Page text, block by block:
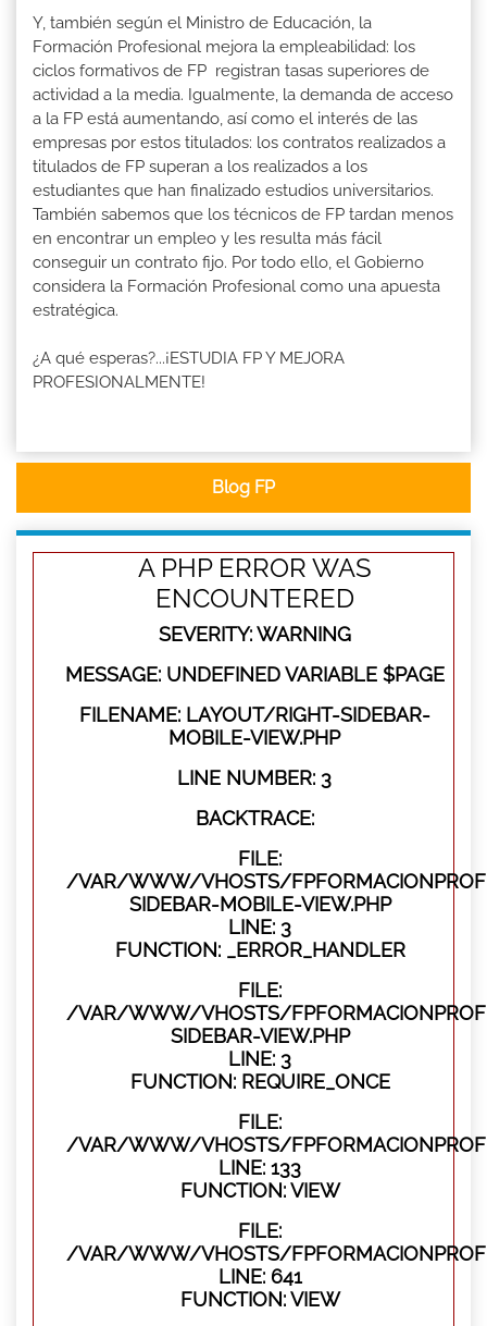
Y, también según el Ministro de Educación, la
Formación Profesional mejora la empleabilidad: los
ciclos formativos de FP registran tasas superiores de
actividad a la media. Igualmente, la demanda de acceso
a la FP está aumentando, así como el interés de las
empresas por estos titulados: los contratos realizados a
titulados de FP superan a los realizados a los
estudiantes que han finalizado estudios universitarios.
También sabemos que los técnicos de FP tardan menos
en encontrar un empleo y les resulta más fácil
conseguir un contrato fijo. Por todo ello, el Gobierno
considera la Formación Profesional como una apuesta
estratégica.
¿A qué esperas?...¡ESTUDIA FP Y MEJORA
PROFESIONALMENTE!
Blog FP
A PHP ERROR WAS
ENCOUNTERED
SEVERITY: WARNING
MESSAGE: UNDEFINED VARIABLE $PAGE
FILENAME: LAYOUT/RIGHT-SIDEBAR-
MOBILE-VIEW.PHP
LINE NUMBER: 3
BACKTRACE:
FILE:
/VAR/WWW/VHOSTS/
SIDEBAR-MOBILE-VIEW.PHP
LINE: 3
FUNCTION: _ERROR_HANDLER
FILE:
/VAR/WWW/VHOSTS/
SIDEBAR-VIEW.PHP
LINE: 3
FUNCTION: REQUIRE_ONCE
FILE:
/VAR/WWW/VHOSTS/
LINE: 133
FUNCTION: VIEW
FILE:
/VAR/WWW/VHOSTS/
LINE: 641
FUNCTION: VIEW